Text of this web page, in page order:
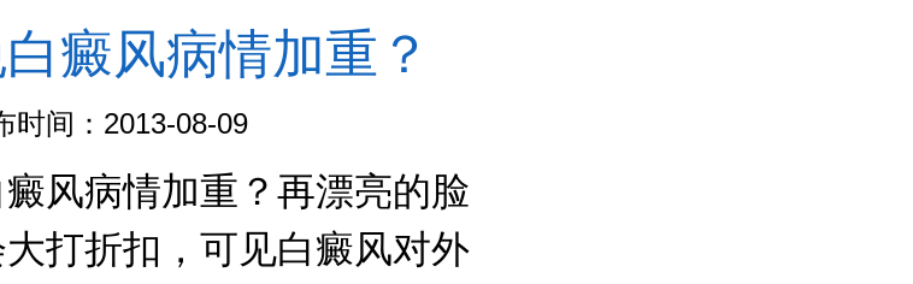
癜风病情加重？
时间：2013-08-09
病情加重？再漂亮的脸
打折扣，可见白癜风对外